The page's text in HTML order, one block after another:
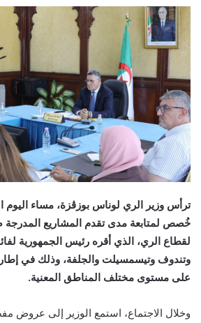
ترأس وزير الري لوناس بوزڨزة، مساء اليوم
خُصص لمتابعة مدى تقدم المشاريع المدرجة
لقطاع الري، الذي أقره رئيس الجمهورية
وتندوف وتيسمسيلت والجلفة، وذلك في إطار
على مستوى مختلف المناطق المعنية.
وخلال الاجتماع، استمع الوزير إلى عروض